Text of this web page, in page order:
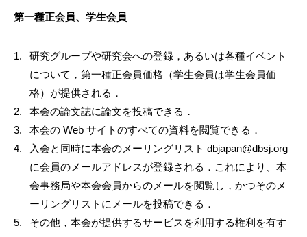
第一種正会員、学生会員
研究グループや研究会への登録，あるいは各種イベント
について，第一種正会員価格（学生会員は学生会員価
格）が提供される．
本会の論文誌に論文を投稿できる．
本会の Web サイトのすべての資料を閲覧できる．
入会と同時に本会のメーリングリスト dbjapan@dbsj.org
に会員のメールアドレスが登録される．これにより、本
会事務局や本会会員からのメールを閲覧し，かつそのメ
ーリングリストにメールを投稿できる．
その他，本会が提供するサービスを利用する権利を有す